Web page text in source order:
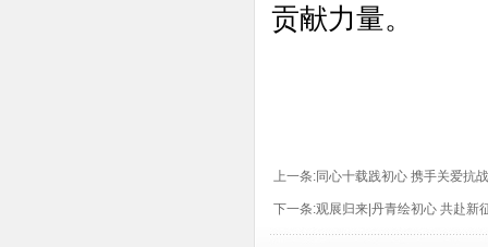
贡献力量。
上一条:同心十载践初心 携手关爱抗
下一条:观展归来|丹青绘初心 共赴